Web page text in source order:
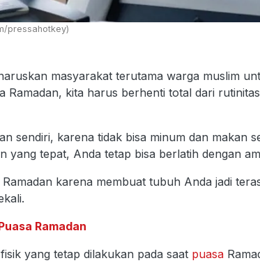
pressahotkey)
masyarakat terutama warga muslim
kita harus berhenti total dari rutinitas
sendiri, karena tidak bisa minum dan makan
yang tepat, Anda tetap bisa berlatih dengan
karena membuat tubuh Anda jadi
Ramadan
yang tetap dilakukan pada saat puasa